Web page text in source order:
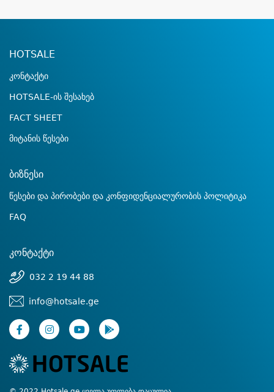
HOTSALE
კონტაქტი
HOTSALE-ის შესახებ
FACT SHEET
მიტანის წესები
ბიზნესი
წესები და პირობები და კონფიდენციალურობის პოლიტიკა
FAQ
კონტაქტი
032 2 19 44 88
info@hotsale.ge